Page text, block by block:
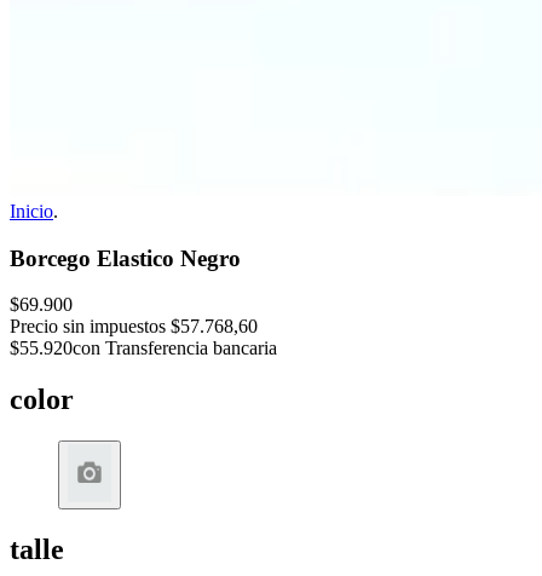
Inicio.
Borcego Elastico Negro
$69.900
Precio sin impuestos $57.768,60
$55.920con Transferencia bancaria
color
talle